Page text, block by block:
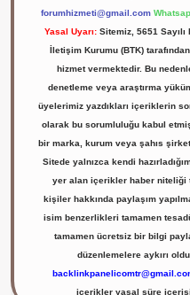
forumhizmeti@gmail.com
Yasal Uyarı: Sitemiz, 5651
İletişim Kurumu (BTK)
hizmet vermektedir. Bu
denetleme veya araştırma
üyelerimiz yazdıkları içeriklerin
olarak bu sorumluluğu kabul
bir marka, kurum veya şahıs
Sitede yalnızca kendi
yer alan içerikler haber niteliği
kişiler hakkında paylaşım
isim benzerlikleri tamamen
tamamen ücretsiz bir bilgi
düzenlemelere aykırı
içerikler yasal süre